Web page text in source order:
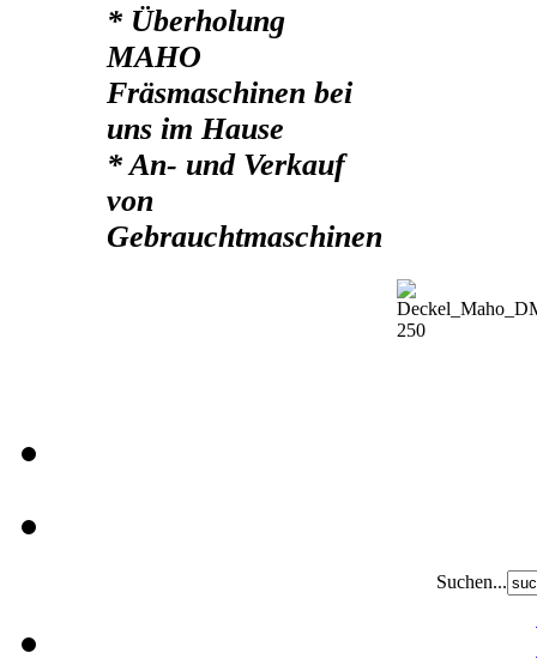
* Überholung
MAHO
Fräsmaschinen bei
uns im Hause
* An- und Verkauf
von
Gebrauchtmaschinen
Suchen...